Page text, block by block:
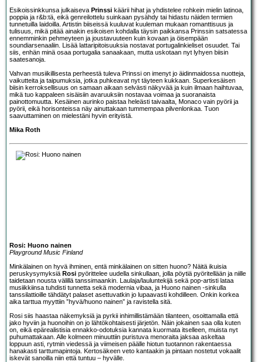
Esikoissinkkunsa julkaiseva Prinssi käärii hihat ja yhdistelee rohkein mielin latinoa,
poppia ja r&b:tä, eikä genreilottelu suinkaan pysähdy tai hidastu näiden termien
tunnetuilla laidoilla. Artistin biiseissä kuuluvat kuuleman mukaan romanttisuus ja
tulisuus, mikä pitää ainakin esikoisen kohdalla täysin paikkansa Prinssin satsatessa
ennemminkin pehmeyteen ja joustavuuteen kuin kovaan ja öisempään
soundiarsenaaliin. Lisää lattaripitoisuuksia nostavat portugalinkieliset osuudet. Tai
siis, enhän minä osaa portugalia sanaakaan, mutta uskotaan nyt lyhyen biisin
saatesanoja.
Vahvan musiikillisesta perheestä tuleva Prinssi on imenyt jo äidinmaidossa nuotteja,
vaikutteita ja taipumuksia, jotka puhkeavat nyt täyteen kukkaan. Superkesäisen
biisin kerroksellisuus on samaan aikaan selvästi näkyvää ja kuin ilmaan haihtuvaa,
mikä tuo kappaleen sisäisiin avaruuksiin nostavaa voimaa ja suoranaista
painottomuutta. Kesäinen aurinko paistaa heleästi taivaalta, Monaco vain pyörii ja
pyörii, eikä horisonteissa näy ainuttakaan tummempaa pilvenlonkaa. Tuon
saavuttaminen on mielestäni hyvin erityistä.
Mika Roth
Rosi: Huono nainen
Playground Music Finland
Minkälainen on hyvä ihminen, entä minkälainen on sitten huono? Näitä ikuisia
peruskysymyksiä Rosi pyörittelee uudella sinkullaan, jolla pöytiä pyöritellään ja niille
taidetaan nousta välillä tanssimaankin. Laulaja/lauluntekijä sekä pop-artisti lataa
musiikkiinsa tuhdisti tunnetta sekä modernia vibaa, ja Huono nainen -sinkulla
tanssilattioille tähdätyt palaset asettuvatkin jo lupaavasti kohdilleen. Onkin korkea
aika tarttua myyttiin ”hyvä/huono nainen” ja ravistella sitä.
Rosi siis haastaa näkemyksiä ja pyrkii inhimillistämään tilanteen, osoittamalla että
jako hyviin ja huonoihin on jo lähtökohtaisesti järjetön. Näin jokainen saa olla kuten
on, eikä epärealistisia ennakko-odotuksia kannata kuormata itselleen, muista nyt
puhumattakaan. Alle kolmeen minuuttiin puristuva menoraita jaksaa askeltaa
loppuun asti, rytmin viedessä ja viimeisen päälle hiotun tuotannon rakentaessa
hanakasti tarttumapintoja. Kertosäkeen veto kantaakin ja pintaan nostetut vokaalit
iskevät sanoilla niin että tuntuu – hyvälle.